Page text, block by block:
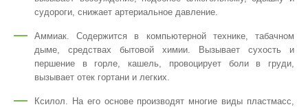
судороги, снижает артериальное давление.
Аммиак. Содержится в компьютерной технике, табачном
дыме, средствах бытовой химии. Вызывает сухость и
першение в горле, кашель, провоцирует боли в груди,
вызывает отек гортани и легких.
Ксилол. На его основе производят многие виды пластмасс,